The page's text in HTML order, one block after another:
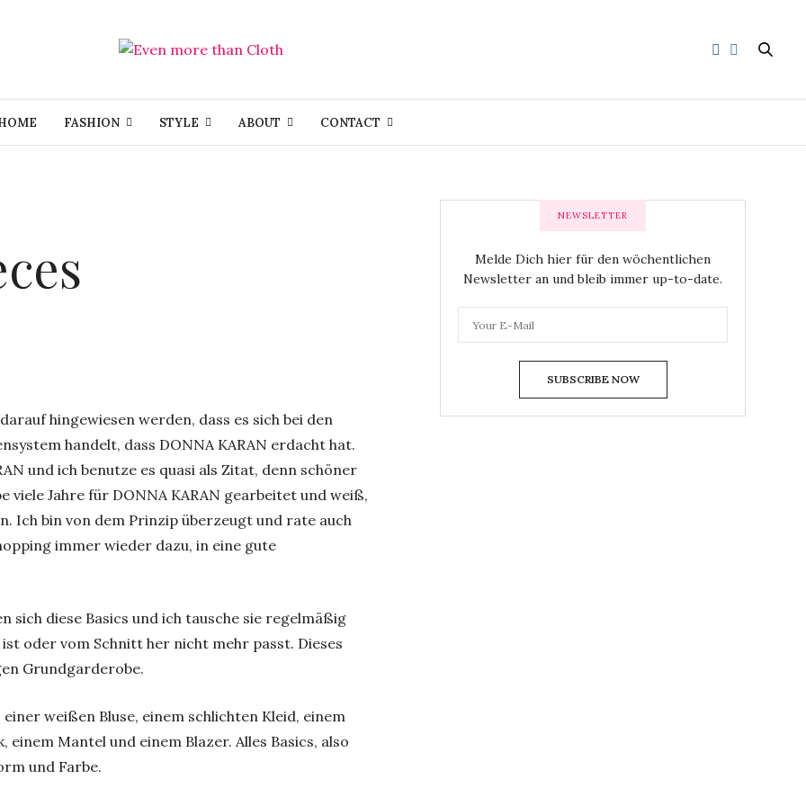
FASHION STYLE ABOUT CONTACT
hingewiesen werden, dass es sich bei den
handelt, dass DONNA KARAN erdacht hat.
und ich benutze es quasi als Zitat, denn schöner
viele Jahre für DONNA KARAN gearbeitet und weiß,
Ich bin von dem Prinzip überzeugt und rate auch
immer wieder dazu, in eine gute
sich diese Basics und ich tausche sie regelmäßig
oder vom Schnitt her nicht mehr passt. Dieses
Grundgarderobe.
weißen Bluse, einem schlichten Kleid, einem
einem Mantel und einem Blazer. Alles Basics, also
und Farbe.
NEWSLETTER
Melde Dich hier für den wöchentlichen
Newsletter an und bleib immer up-to-date.
SUBSCRIBE NOW